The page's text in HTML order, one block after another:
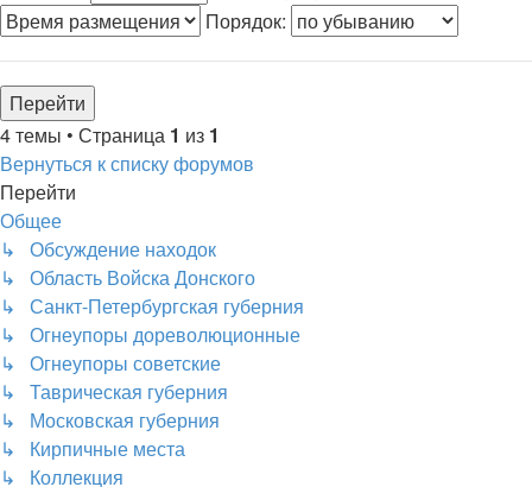
Порядок:
4 темы • Страница 1 из 1
Вернуться к списку форумов
Перейти
Общее
↳ Обсуждение находок
↳ Область Войска Донского
↳ Санкт-Петербургская губерния
↳ Огнеупоры дореволюционные
↳ Огнеупоры советские
↳ Таврическая губерния
↳ Московская губерния
↳ Кирпичные места
↳ Коллекция